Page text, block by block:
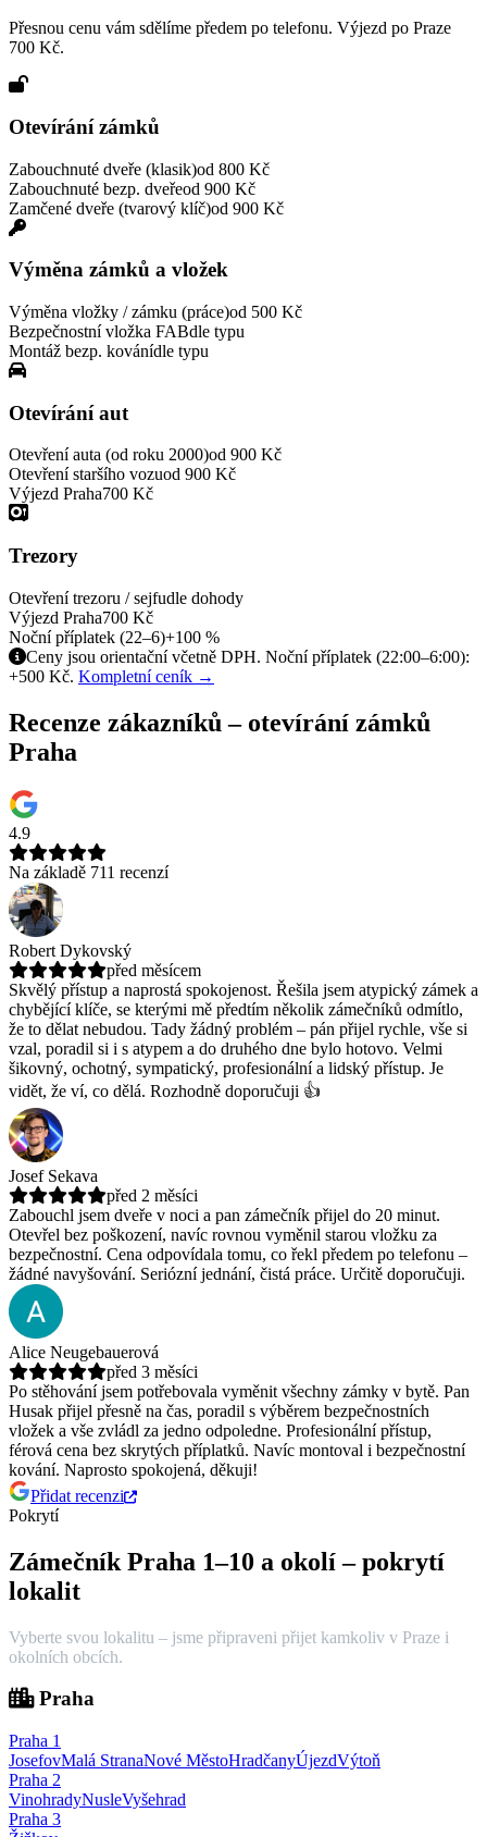
Přesnou cenu vám sdělíme předem po telefonu. Výjezd po Praze
700 Kč.
Otevírání zámků
Zabouchnuté dveře (klasik)od 800 Kč
Zabouchnuté bezp. dveřeod 900 Kč
Zamčené dveře (tvarový klíč)od 900 Kč
Výměna zámků a vložek
Výměna vložky / zámku (práce)od 500 Kč
Bezpečnostní vložka FABdle typu
Montáž bezp. kovánídle typu
Otevírání aut
Otevření auta (od roku 2000)od 900 Kč
Otevření staršího vozuod 900 Kč
Výjezd Praha700 Kč
Trezory
Otevření trezoru / sejfudle dohody
Výjezd Praha700 Kč
Noční příplatek (22–6)+100 %
Ceny jsou orientační včetně DPH. Noční příplatek (22:00–6:00):
+500 Kč. Kompletní ceník →
Recenze zákazníků – otevírání zámků
Praha
4.9
Na základě 711 recenzí
Robert Dykovský
před měsícem
Skvělý přístup a naprostá spokojenost. Řešila jsem atypický zámek a
chybějící klíče, se kterými mě předtím několik zámečníků odmítlo,
že to dělat nebudou. Tady žádný problém – pán přijel rychle, vše si
vzal, poradil si i s atypem a do druhého dne bylo hotovo. Velmi
šikovný, ochotný, sympatický, profesionální a lidský přístup. Je
vidět, že ví, co dělá. Rozhodně doporučuji 👍
Josef Sekava
před 2 měsíci
Zabouchl jsem dveře v noci a pan zámečník přijel do 20 minut.
Otevřel bez poškození, navíc rovnou vyměnil starou vložku za
bezpečnostní. Cena odpovídala tomu, co řekl předem po telefonu –
žádné navyšování. Seriózní jednání, čistá práce. Určitě doporučuji.
Alice Neugebauerová
před 3 měsíci
Po stěhování jsem potřebovala vyměnit všechny zámky v bytě. Pan
Husak přijel přesně na čas, poradil s výběrem bezpečnostních
vložek a vše zvládl za jedno odpoledne. Profesionální přístup,
férová cena bez skrytých příplatků. Navíc montoval i bezpečnostní
kování. Naprosto spokojená, děkuji!
Přidat recenzi
Pokrytí
Zámečník Praha 1–10 a okolí – pokrytí
lokalit
Vyberte svou lokalitu – jsme připraveni přijet kamkoliv v Praze i
okolních obcích.
Praha
Praha 1
JosefovMalá StranaNové MěstoHradčanyÚjezdVýtoň
Praha 2
VinohradyNusleVyšehrad
Praha 3